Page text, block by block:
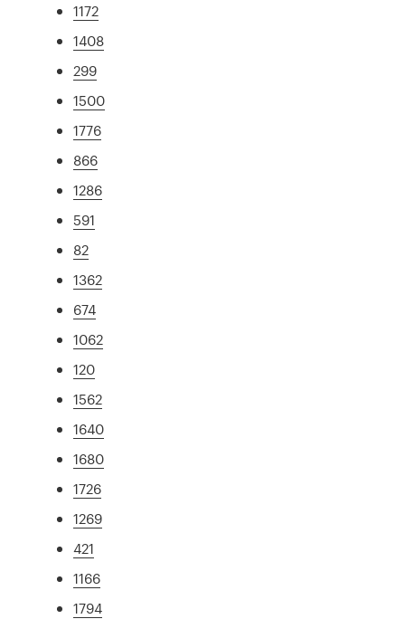
1172
1408
299
1500
1776
866
1286
591
82
1362
674
1062
120
1562
1640
1680
1726
1269
421
1166
1794